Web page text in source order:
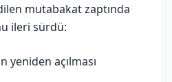
mutabakat zaptında
ileri sürdü:
yeniden açılması